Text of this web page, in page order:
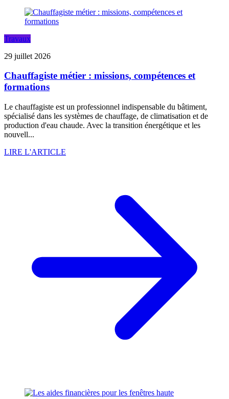
Travaux
29 juillet 2026
Chauffagiste métier : missions, compétences et
formations
Le chauffagiste est un professionnel indispensable du bâtiment,
spécialisé dans les systèmes de chauffage, de climatisation et de
production d'eau chaude. Avec la transition énergétique et les
nouvell...
LIRE L'ARTICLE